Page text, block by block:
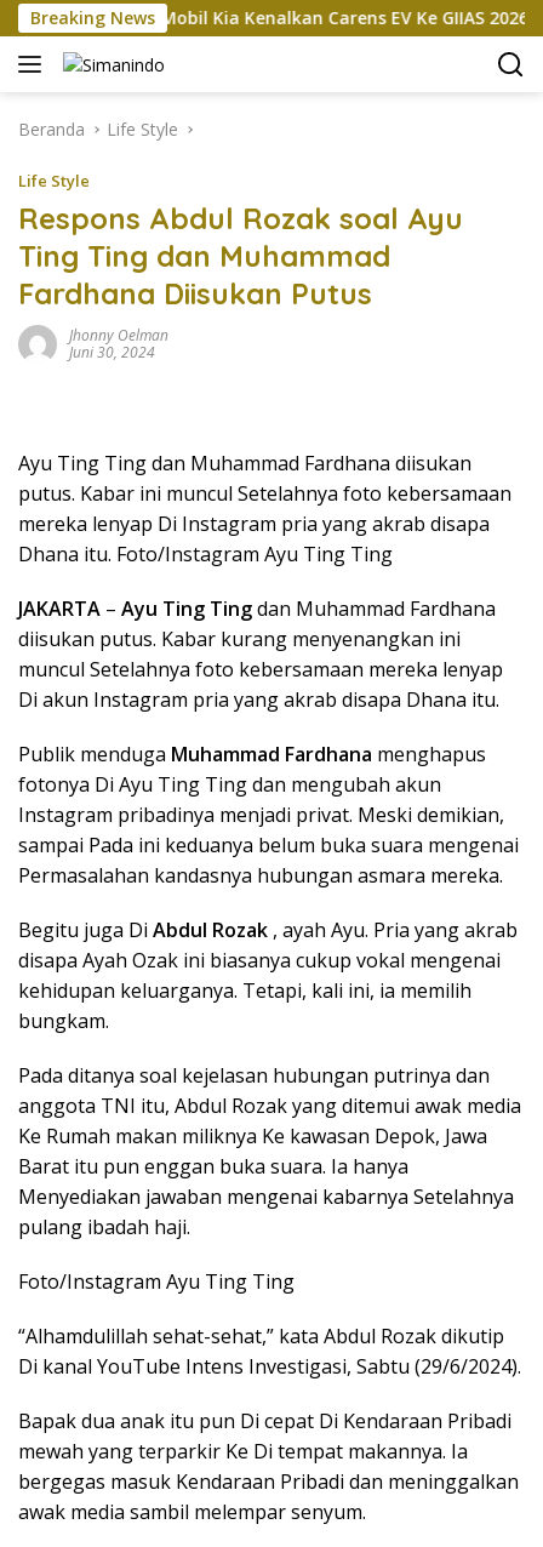
Langsung
ke
konten
Breaking NewsMobil Kia Kenalkan Carens EV Ke GIIAS 2026,
Beranda Life Style
Life Style
Respons Abdul Rozak soal Ayu
Ting Ting dan Muhammad
Fardhana Diisukan Putus
Jhonny Oelman
Juni 30, 2024
Ayu Ting Ting dan Muhammad Fardhana diisukan
putus. Kabar ini muncul Setelahnya foto kebersamaan
mereka lenyap Di Instagram pria yang akrab disapa
Dhana itu. Foto/Instagram Ayu Ting Ting
JAKARTA – Ayu Ting Tingdan Muhammad Fardhana
diisukan putus. Kabar kurang menyenangkan ini
muncul Setelahnya foto kebersamaan mereka lenyap
Di akun Instagram pria yang akrab disapa Dhana itu.
Publik menduga Muhammad Fardhana menghapus
fotonya Di Ayu Ting Ting dan mengubah akun
Instagram pribadinya menjadi privat. Meski demikian,
sampai Pada ini keduanya belum buka suara mengenai
Permasalahan kandasnya hubungan asmara mereka.
Begitu juga Di Abdul Rozak , ayah Ayu. Pria yang akrab
disapa Ayah Ozak ini biasanya cukup vokal mengenai
kehidupan keluarganya. Tetapi, kali ini, ia memilih
bungkam.
Pada ditanya soal kejelasan hubungan putrinya dan
anggota TNI itu, Abdul Rozak yang ditemui awak media
Ke Rumah makan miliknya Ke kawasan Depok, Jawa
Barat itu pun enggan buka suara. Ia hanya
Menyediakan jawaban mengenai kabarnya Setelahnya
pulang ibadah haji.
Foto/Instagram Ayu Ting Ting
“Alhamdulillah sehat-sehat,” kata Abdul Rozak dikutip
Di kanal YouTube Intens Investigasi, Sabtu (29/6/2024).
Bapak dua anak itu pun Di cepat Di Kendaraan Pribadi
mewah yang terparkir Ke Di tempat makannya. Ia
bergegas masuk Kendaraan Pribadi dan meninggalkan
awak media sambil melempar senyum.